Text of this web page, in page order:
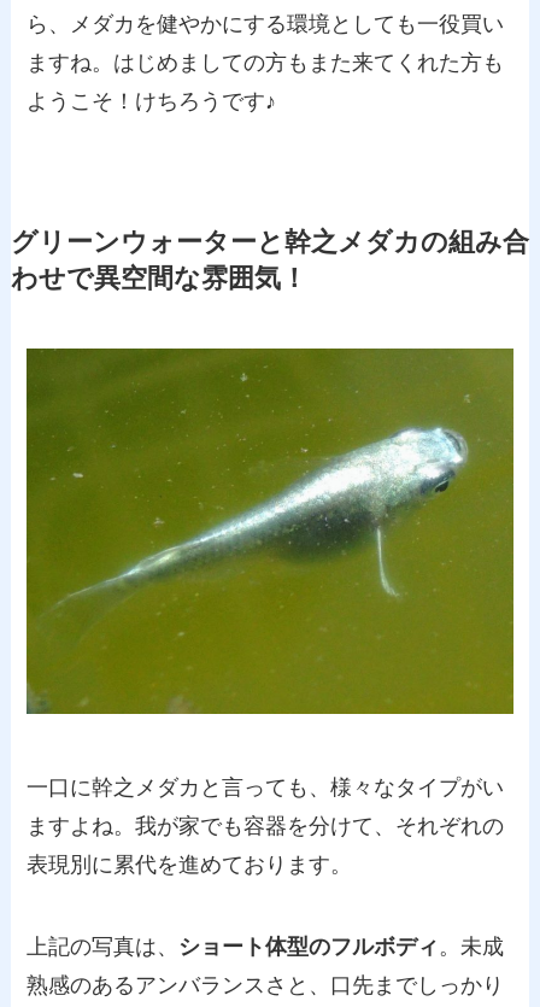
ら、メダカを健やかにする環境としても一役買い
ますね。はじめましての方もまた来てくれた方も
ようこそ！けちろうです♪
グリーンウォーターと幹之メダカの組み合
わせで異空間な雰囲気！
一口に幹之メダカと言っても、様々なタイプがい
ますよね。我が家でも容器を分けて、それぞれの
表現別に累代を進めております。
上記の写真は、 ショート体型のフルボディ。未成
熟感のあるアンバランスさと、口先までしっかり